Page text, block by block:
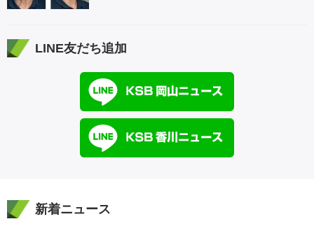
LINE友だち追加
新着ニュース